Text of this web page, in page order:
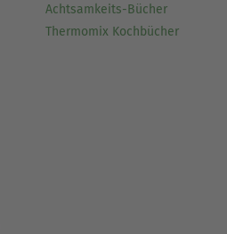
Achtsamkeits-Bücher
Thermomix Kochbücher